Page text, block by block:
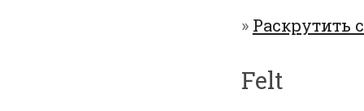
» Раскрутить
Felt